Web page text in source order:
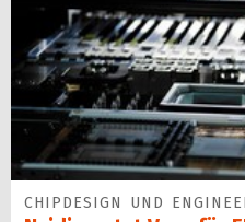
CHIPDESIGN UND